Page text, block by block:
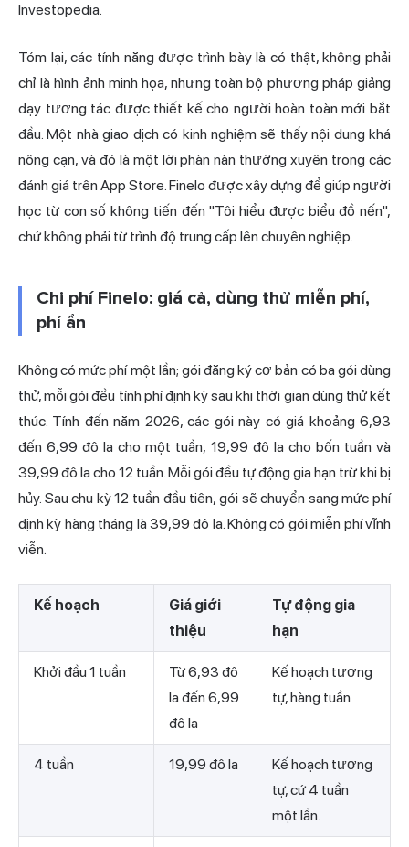
Investopedia.
Tóm lại, các tính năng được trình bày là có thật, không phải
chỉ là hình ảnh minh họa, nhưng toàn bộ phương pháp giảng
dạy tương tác được thiết kế cho người hoàn toàn mới bắt
đầu. Một nhà giao dịch có kinh nghiệm sẽ thấy nội dung khá
nông cạn, và đó là một lời phàn nàn thường xuyên trong các
đánh giá trên App Store. Finelo được xây dựng để giúp người
học từ con số không tiến đến "Tôi hiểu được biểu đồ nến",
chứ không phải từ trình độ trung cấp lên chuyên nghiệp.
Chi phí Finelo: giá cả, dùng thử miễn phí,
phí ẩn
Không có mức phí một lần; gói đăng ký cơ bản có ba gói dùng
thử, mỗi gói đều tính phí định kỳ sau khi thời gian dùng thử kết
thúc. Tính đến năm 2026, các gói này có giá khoảng 6,93
đến 6,99 đô la cho một tuần, 19,99 đô la cho bốn tuần và
39,99 đô la cho 12 tuần. Mỗi gói đều tự động gia hạn trừ khi bị
hủy. Sau chu kỳ 12 tuần đầu tiên, gói sẽ chuyển sang mức phí
định kỳ hàng tháng là 39,99 đô la. Không có gói miễn phí vĩnh
viễn.
Kế hoạch
Giá giới
thiệu
Tự động gia
hạn
Khởi đầu 1 tuần
Từ 6,93 đô
la đến 6,99
đô la
Kế hoạch tương
tự, hàng tuần
4 tuần 19,99 đô la
Kế hoạch tương
tự, cứ 4 tuần
một lần.